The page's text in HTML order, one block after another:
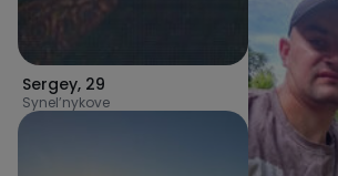
Sergey, 29
Synel’nykove